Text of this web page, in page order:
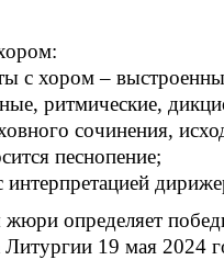
с хором –
ритмические,
сочинения,
песнопение;
определяет
Литургии 19 мая